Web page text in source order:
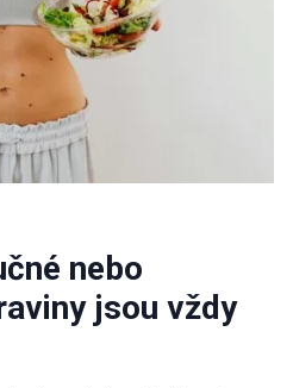
nebo
jsou vždy